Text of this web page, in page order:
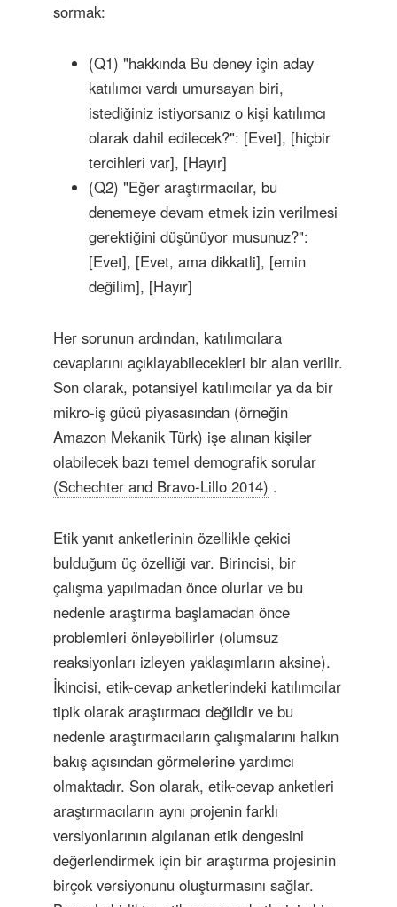
sormak:
(Q1) "hakkında Bu deney için aday
katılımcı vardı umursayan biri,
istediğiniz istiyorsanız o kişi katılımcı
olarak dahil edilecek?": [Evet], [hiçbir
tercihleri ​​var], [Hayır]
(Q2) "Eğer araştırmacılar, bu
denemeye devam etmek izin verilmesi
gerektiğini düşünüyor musunuz?":
[Evet], [Evet, ama dikkatli], [emin
değilim], [Hayır]
Her sorunun ardından, katılımcılara
cevaplarını açıklayabilecekleri bir alan verilir.
Son olarak, potansiyel katılımcılar ya da bir
mikro-iş gücü piyasasından (örneğin
Amazon Mekanik Türk) işe alınan kişiler
olabilecek bazı temel demografik sorular
(Schechter and Bravo-Lillo 2014) .
Etik yanıt anketlerinin özellikle çekici
bulduğum üç özelliği var. Birincisi, bir
çalışma yapılmadan önce olurlar ve bu
nedenle araştırma başlamadan önce
problemleri önleyebilirler (olumsuz
reaksiyonları izleyen yaklaşımların aksine).
İkincisi, etik-cevap anketlerindeki katılımcılar
tipik olarak araştırmacı değildir ve bu
nedenle araştırmacıların çalışmalarını halkın
bakış açısından görmelerine yardımcı
olmaktadır. Son olarak, etik-cevap anketleri
araştırmacıların aynı projenin farklı
versiyonlarının algılanan etik dengesini
değerlendirmek için bir araştırma projesinin
birçok versiyonunu oluşturmasını sağlar.